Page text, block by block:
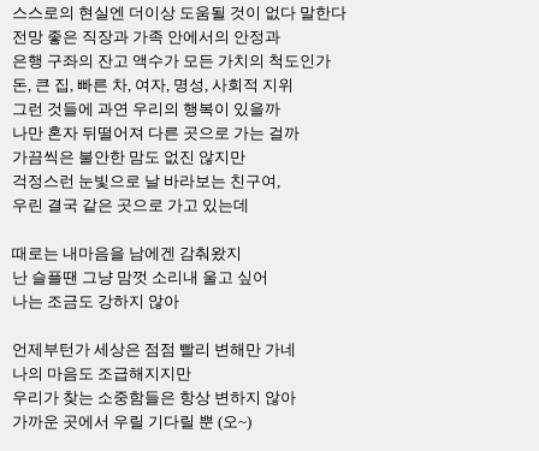
스스로의 현실엔 더이상 도움될 것이 없다 말한다
전망 좋은 직장과 가족 안에서의 안정과
은행 구좌의 잔고 액수가 모든 가치의 척도인가
돈, 큰 집, 빠른 차, 여자, 명성, 사회적 지위
그런 것들에 과연 우리의 행복이 있을까
나만 혼자 뒤떨어져 다른 곳으로 가는 걸까
가끔씩은 불안한 맘도 없진 않지만
걱정스런 눈빛으로 날 바라보는 친구여,
우린 결국 같은 곳으로 가고 있는데
때로는 내마음을 남에겐 감춰왔지
난 슬플땐 그냥 맘껏 소리내 울고 싶어
나는 조금도 강하지 않아
언제부턴가 세상은 점점 빨리 변해만 가네
나의 마음도 조급해지지만
우리가 찾는 소중함들은 항상 변하지 않아
가까운 곳에서 우릴 기다릴 뿐 (오~)